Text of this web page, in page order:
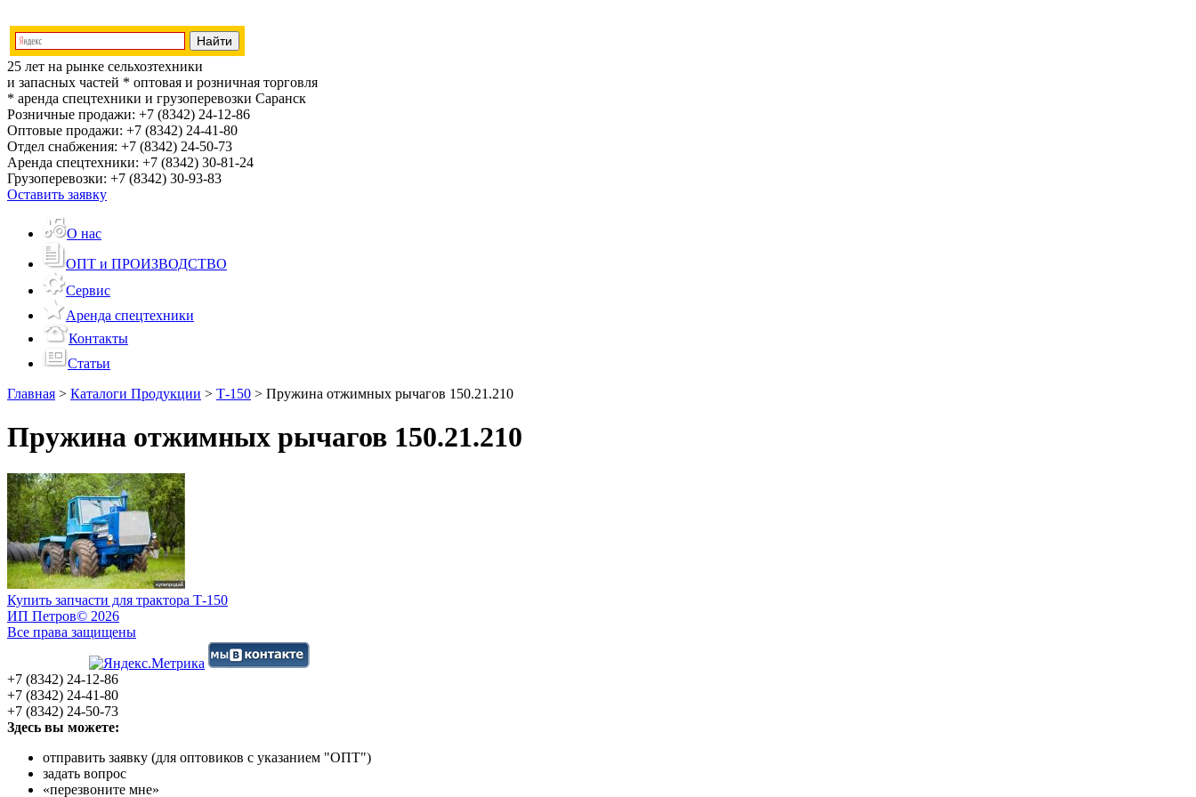
25 лет на рынке сельхозтехники
и запасных частей * оптовая и розничная торговля
* аренда спецтехники и грузоперевозки Саранск
Розничные продажи: +7 (8342) 24-12-86
Оптовые продажи: +7 (8342) 24-41-80
Отдел снабжения: +7 (8342) 24-50-73
Аренда спецтехники: +7 (8342) 30-81-24
Грузоперевозки: +7 (8342) 30-93-83
Оставить заявку
О нас
ОПТ и ПРОИЗВОДСТВО
Сервис
Аренда спецтехники
Контакты
Статьи
Главная > Каталоги Продукции > Т-150 > Пружина отжимных рычагов 150.21.210
Пружина отжимных рычагов 150.21.210
Купить запчасти для трактора Т-150
ИП Петров© 2026
Все права защищены
+7 (8342) 24-12-86
+7 (8342) 24-41-80
+7 (8342) 24-50-73
Здесь вы можете:
отправить заявку (для оптовиков с указанием "ОПТ")
задать вопрос
«перезвоните мне»